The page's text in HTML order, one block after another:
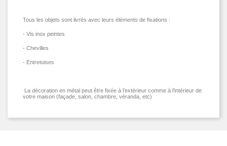
Tous les objets sont livrés avec leurs éléments de fixations :
- Vis inox peintes
- Chevilles
- Entretoises
La décoration en métal peut être fixée à l'extérieur comme à l'intérieur de
votre maison (façade, salon, chambre, véranda, etc)